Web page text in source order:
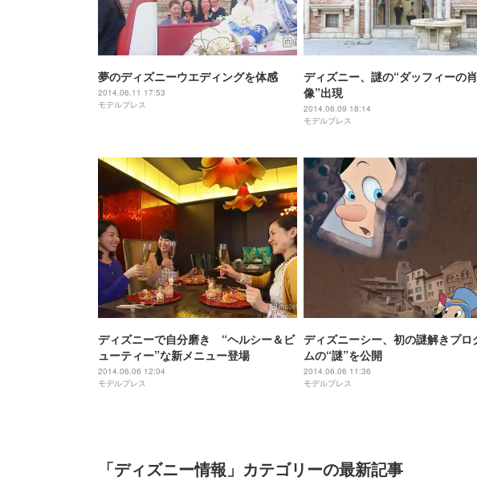
夢のディズニーウエディングを体感
2014.06.11 17:53
モデルプレス
ディズニー、謎の“ダッフィーの肖
像”出現
2014.06.09 18:14
モデルプレス
ディズニーで自分磨き “ヘルシー＆ビ
ューティー”な新メニュー登場
2014.06.06 12:04
モデルプレス
ディズニーシー、初の謎解きプロ
ムの“謎”を公開
2014.06.06 11:36
モデルプレス
「ディズニー情報」カテゴリーの最新記事